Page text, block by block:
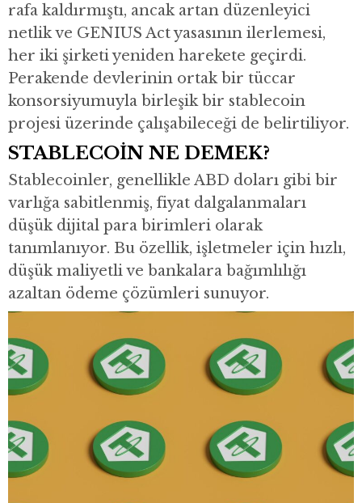
rafa kaldırmıştı, ancak artan düzenleyici
netlik ve GENIUS Act yasasının ilerlemesi,
her iki şirketi yeniden harekete geçirdi.
Perakende devlerinin ortak bir tüccar
konsorsiyumuyla birleşik bir stablecoin
projesi üzerinde çalışabileceği de belirtiliyor.
STABLECOİN NE DEMEK?
Stablecoinler, genellikle ABD doları gibi bir
varlığa sabitlenmiş, fiyat dalgalanmaları
düşük dijital para birimleri olarak
tanımlanıyor. Bu özellik, işletmeler için hızlı,
düşük maliyetli ve bankalara bağımlılığı
azaltan ödeme çözümleri sunuyor.